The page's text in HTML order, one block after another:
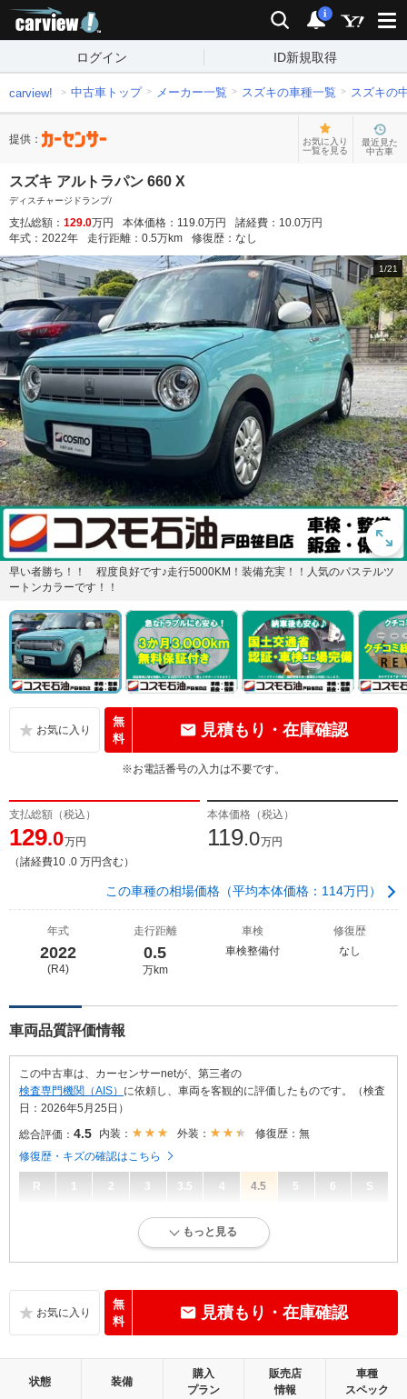
検索 通知
i
ログイン ID新規取得
carview! 中古車トップ メーカー一覧 スズキの車種一覧 スズキの
提供：
お気に入り
一覧を見る
最近見た
中古車
スズキ アルトラパン 660 X
ディスチャージドランプ/
支払総額： 129.0万円 本体価格： 119.0万円 諸経費： 10.0万円
年式： 2022年 走行距離： 0.5万km 修復歴： なし
1/21
早い者勝ち！！ 程度良好です♪走行5000KM！装備充実！！人気のパステルツ
ートンカラーです！！
無
料
見積もり・在庫確認
※お電話番号の入力は不要です。
支払総額（税込）
129.0万円
（諸経費10 .0 万円含む）
本体価格（税込）
119.0万円
この車種の相場価格（平均本体価格：114万円）
年式
2022
(R4)
走行距離
0.5
万km
車検
車検整備付
修復歴
なし
車両品質評価情報
この中古車は、カーセンサーnetが、第三者の
検査専門機関（AIS） に依頼し、車両を客観的に評価したものです。（検査
日：2026年5月25日）
総合評価： 4.5 内装： 外装：
修復歴：無
修復歴・キズの確認はこちら
R 1 2 3 3.5 4 4.5 5 6 S
内外装に目立たない軽微なキズ、ヘコミが少し認められますが、良好な
無キズ、もしくは傷みや汚れなどがほぼない、とても綺麗な状態です。
外装：
キズ、ヘコミなどが少なく、あっても目立たない、良好な状態です。
もっと見る
無
料
見積もり・在庫確認
状態 装備
購入
プラン
販売店
情報
車種
スペック